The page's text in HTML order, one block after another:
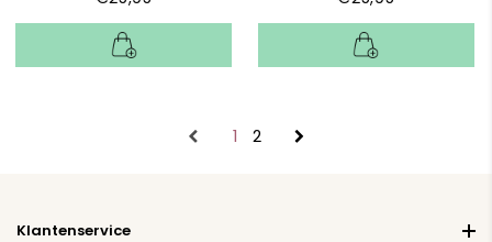
1 2
Klantenservice